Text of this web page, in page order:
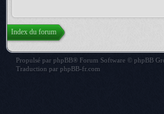
Index du forum
Propulsé par phpBB® Forum Software © phpBB
Traduction par phpBB-fr.com